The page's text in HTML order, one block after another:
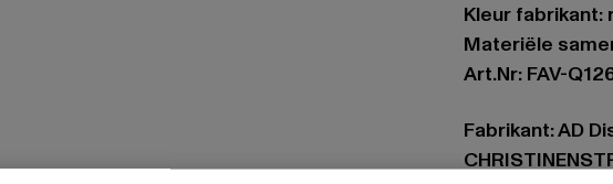
Kleur fabrikant:
Materiële
Art.Nr: FAV-
Fabrikant: AD